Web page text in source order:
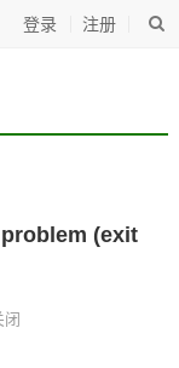
登录 注册
(exit
闭